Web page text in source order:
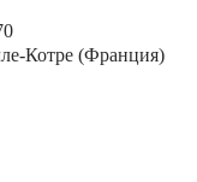
Котре (Франция)